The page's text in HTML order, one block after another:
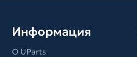
Информация
О UParts